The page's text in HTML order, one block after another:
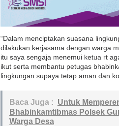
b
a
k
a
b
a
“Dalam menciptakan suasana
dilakukan kerjasama dengan warga
itu saya sengaja menemui ketua rt
ikut serta membantu petugas
lingkungan supaya tetap aman dan
Baca Juga : Untuk
Bhabinkamtibmas Polsek
Warga Desa